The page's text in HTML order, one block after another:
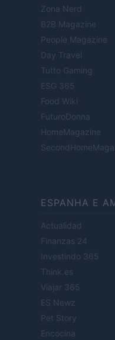
Zona Nerd
B2B Magazine
People Magazine
Day Travel
Tutto Gaming
ESG 365
Food Wiki
FuturoDonna
HomeMagazine
ESPANHA E
Actualidad
Finanzas 24
Investindo 365
Think.es
Viajar 365
ES Newz
Pet Story
Encocina